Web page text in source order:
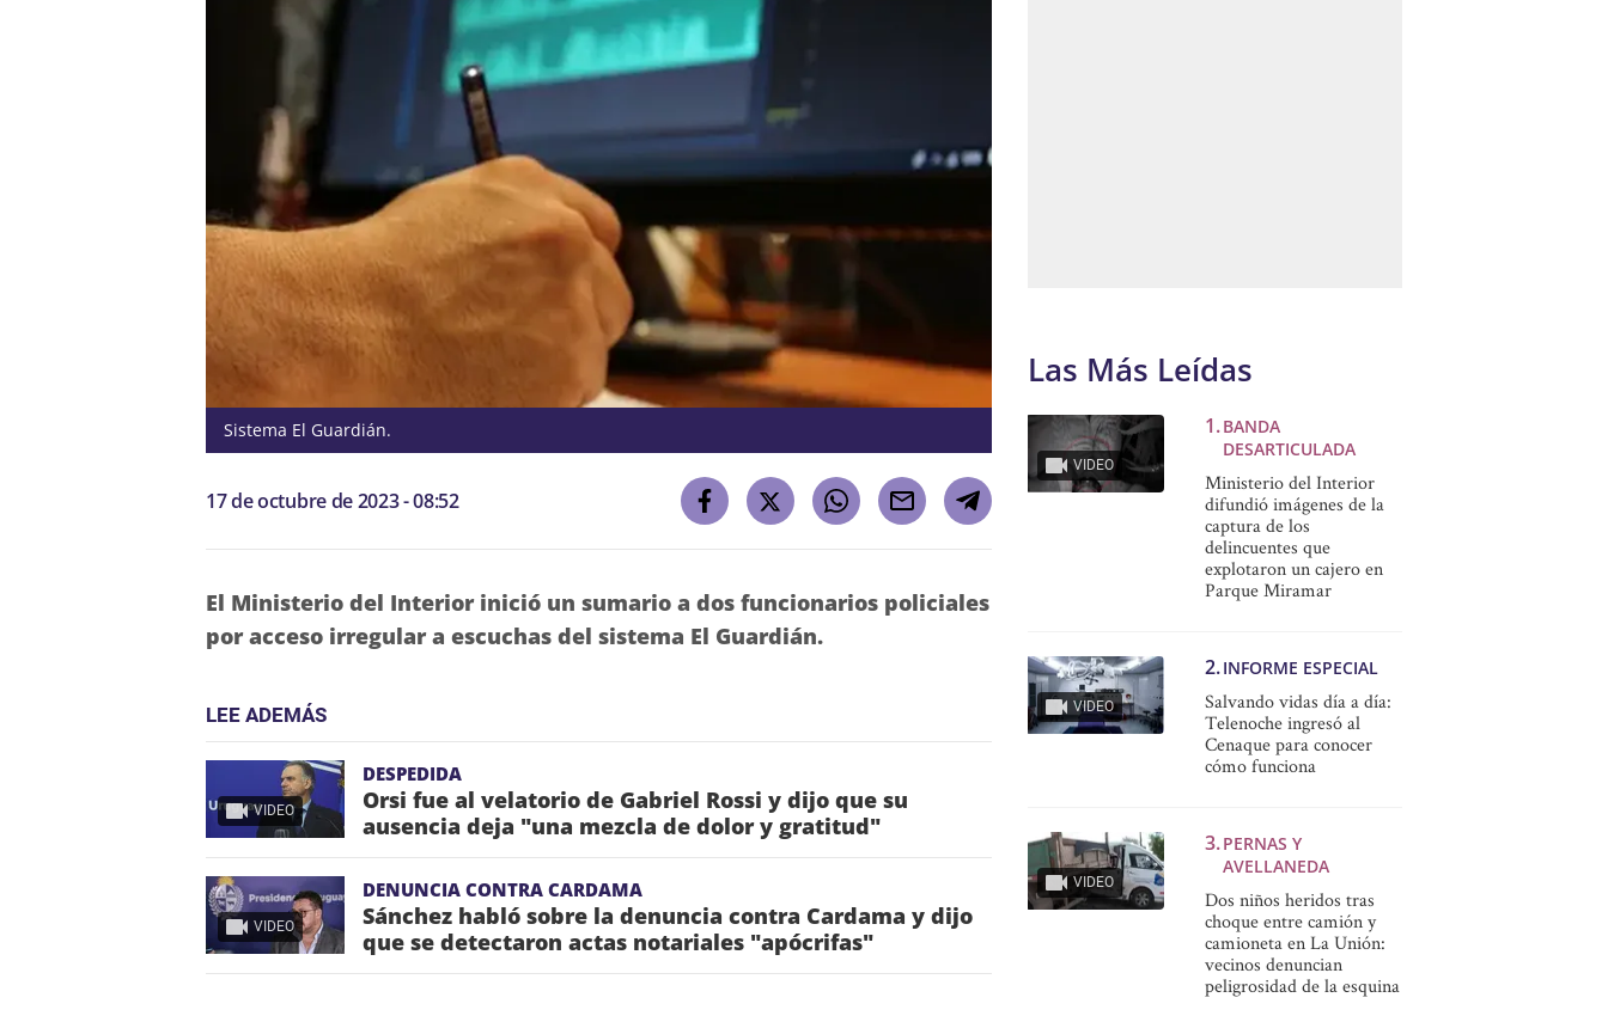
Sistema El Guardián.
17 de octubre de 2023 - 08:52
El Ministerio del Interior inició un sumario a dos funcionarios policiales
por acceso irregular a escuchas del sistema El Guardián.
LEE ADEMÁS
VIDEO
DESPEDIDA
Orsi fue al velatorio de Gabriel Rossi y dijo que su
ausencia deja "una mezcla de dolor y gratitud"
VIDEO
DENUNCIA CONTRA CARDAMA
Sánchez habló sobre la denuncia contra Cardama y dijo
que se detectaron actas notariales "apócrifas"
Las Más Leídas
VIDEO
BANDA
DESARTICULADA
Ministerio del Interior
difundió imágenes de la
captura de los
delincuentes que
explotaron un cajero en
Parque Miramar
VIDEO
INFORME ESPECIAL
Salvando vidas día a día:
Telenoche ingresó al
Cenaque para conocer
cómo funciona
VIDEO
PERNAS Y
AVELLANEDA
Dos niños heridos tras
choque entre camión y
camioneta en La Unión:
vecinos denuncian
peligrosidad de la esquina